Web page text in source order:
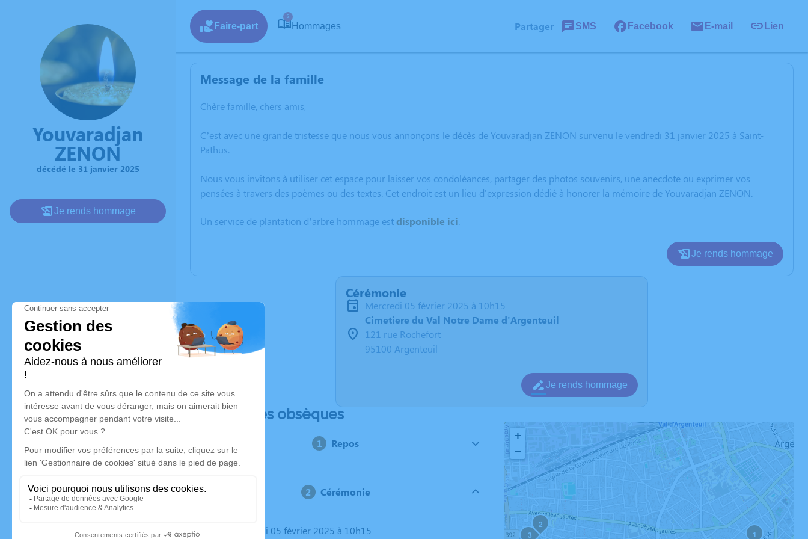
Youvaradjan
ZENON
décédé le 31 janvier 2025
Je rends hommage
Faire-part
2
Hommages Partager SMS Facebook E-mail Lien
Message de la famille
Chère famille, chers amis,
C’est avec une grande tristesse que nous vous annonçons le décès de Youvaradjan ZENON survenu le vendredi 31 janvier 2025 à Saint-
Pathus.
Nous vous invitons à utiliser cet espace pour laisser vos condoléances, partager des photos souvenirs, une anecdote ou exprimer vos
pensées à travers des poèmes ou des textes. Cet endroit est un lieu d'expression dédié à honorer la mémoire de Youvaradjan ZENON.
Un service de plantation d’arbre hommage estdisponible ici.
Je rends hommage
Cérémonie
mercredi 05 février 2025 à 10h15
Cimetiere du Val Notre Dame d'Argenteuil
121 rue Rochefort
95100 Argenteuil
Je rends hommage
Déroulé des obsèques
Repos
Cérémonie
Le mercredi 05 février 2025 à 10h15 1
2
3
+
−